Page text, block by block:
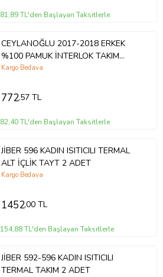
81,89 TL'den Başlayan Taksitlerle
CEYLANOĞLU 2017-2018 ERKEK
%100 PAMUK İNTERLOK TAKIM
TEKLİ
Kargo Bedava
772,57 TL
82,40 TL'den Başlayan Taksitlerle
JİBER 596 KADIN ISITICILI TERMAL
ALT İÇLİK TAYT 2 ADET
Kargo Bedava
1452,00 TL
154,88 TL'den Başlayan Taksitlerle
JİBER 592-596 KADIN ISITICILI
TERMAL TAKIM 2 ADET